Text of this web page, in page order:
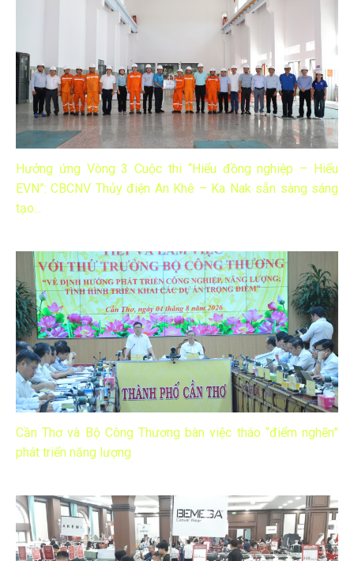
Hưởng ứng Vòng 3 Cuộc thi “Hiểu đồng nghiệp – Hiểu
EVN”: CBCNV Thủy điện An Khê – Ka Nak sẵn sàng sáng
tạo...
Cần Thơ và Bộ Công Thương bàn việc tháo “điểm nghẽn”
phát triển năng lượng